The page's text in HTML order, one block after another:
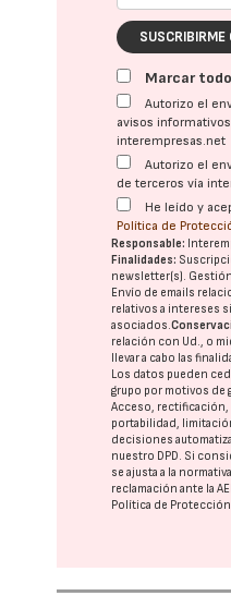
SUSCRIBIRME
Marcar
Autorizo el
avisos
interempresas.net
Autorizo el
de terceros vía
He leído y
Política de
Responsable:
Finalidades:
newsletter(s).
Envío de emails
relativos a intereses
asociados.
relación con Ud., o
llevar a cabo las
Los datos pueden
grupo por motivos de
Acceso,
portabilidad,
decisiones
nuestro DPD. Si
se ajusta a la
reclamación ante la
Política de